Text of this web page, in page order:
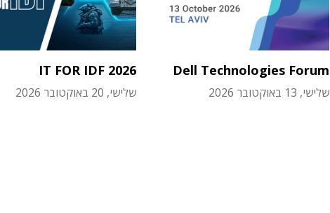
Dell Technologies Forum
שלישי, 13 באוקטובר 2026
IT FOR IDF 2026
שלישי, 20 באוקטובר 2026